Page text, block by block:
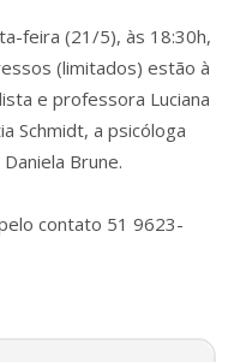
feira (21/5), às 18:30h,
(limitados) estão à
e professora Luciana
Schmidt, a psicóloga
Brune.
contato 51 9623-